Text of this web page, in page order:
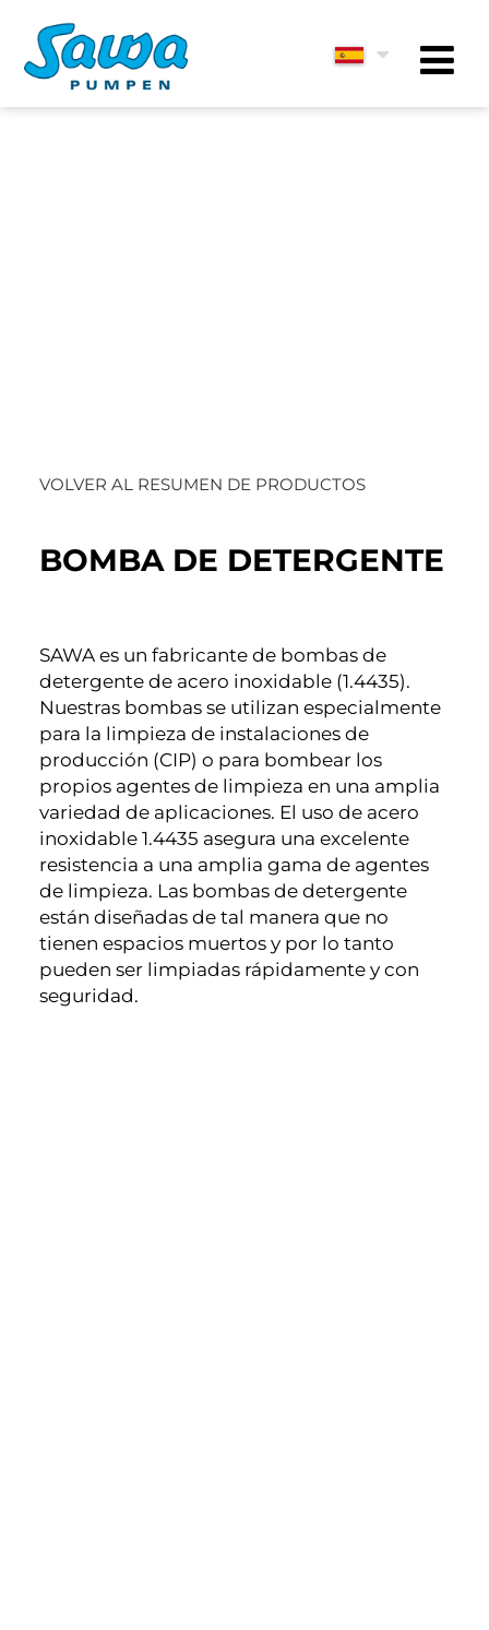
VOLVER AL RESUMEN DE PRODUCTOS
BOMBA DE DETERGENTE
SAWA es un fabricante de bombas de
detergente de acero inoxidable (1.4435).
Nuestras bombas se utilizan especialmente
para la limpieza de instalaciones de
producción (CIP) o para bombear los
propios agentes de limpieza en una amplia
variedad de aplicaciones. El uso de acero
inoxidable 1.4435 asegura una excelente
resistencia a una amplia gama de agentes
de limpieza. Las bombas de detergente
están diseñadas de tal manera que no
tienen espacios muertos y por lo tanto
pueden ser limpiadas rápidamente y con
seguridad.